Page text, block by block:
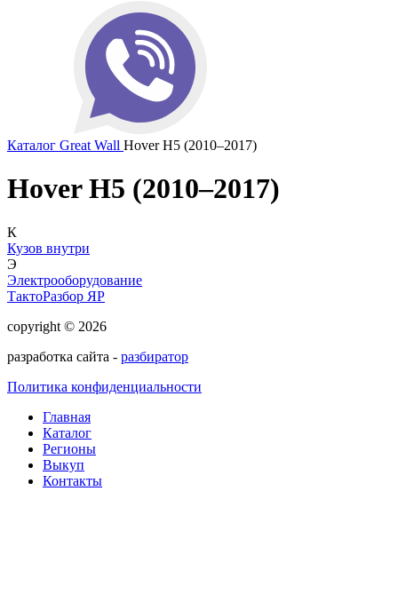
Каталог Great Wall Hover H5 (2010–2017)
Hover H5 (2010–2017)
К
Кузов внутри
Э
Электрооборудование
ТактоРазбор ЯР
copyright © 2026
разработка сайта - разбиратор
Политика конфиденциальности
Главная
Каталог
Регионы
Выкуп
Контакты